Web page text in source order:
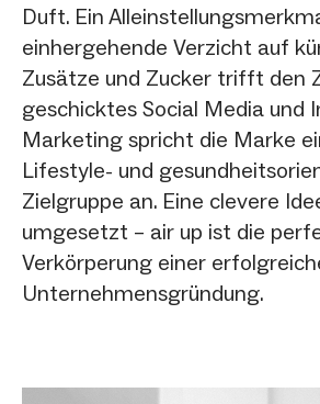
Duft. Ein
einhergehende Verzicht auf
Zusätze und Zucker trifft den
geschicktes Social Media und
Marketing spricht die Marke
Lifestyle- und
Zielgruppe an. Eine clevere
umgesetzt – air up ist die
Verkörperung einer
Unternehmensgründung.